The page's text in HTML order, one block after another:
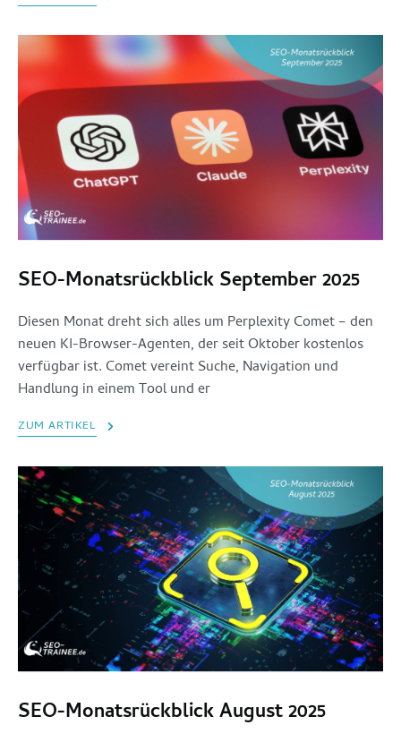
SEO-Monatsrückblick September 2025
Diesen Monat dreht sich alles um Perplexity Comet – den
neuen KI-Browser-Agenten, der seit Oktober kostenlos
verfügbar ist. Comet vereint Suche, Navigation und
Handlung in einem Tool und er
ZUM ARTIKEL
SEO-Monatsrückblick August 2025